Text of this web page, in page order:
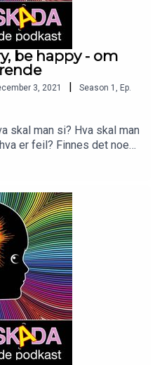
be happy - om
3, 2021 Season 1 , Ep.
skal man si? Hva skal man
er feil? Finnes det noen